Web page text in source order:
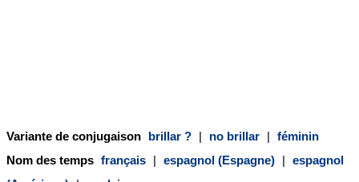
Variante de conjugaison brillar ? | no brillar | féminin
Nom des temps français | espagnol (Espagne) | espagnol